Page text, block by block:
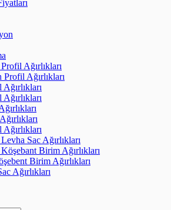
Ağırlıkları
Ağırlıkları
Sac Ağırlıkları
Birim Ağırlıkları
Birim Ağırlıkları
Ağırlıkları